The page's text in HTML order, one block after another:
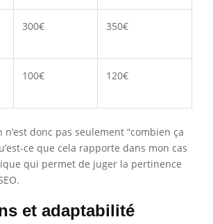
300€ 350€
100€ 120€
n’est donc pas seulement “combien ça
ce que cela rapporte dans mon cas
qui permet de juger la pertinence
et adaptabilité